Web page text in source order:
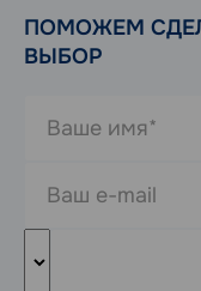
ПОМОЖЕМ
ВЫБОР